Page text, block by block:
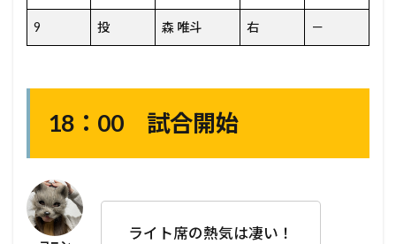
9 投 森 唯斗 右 －
18：00 試合開始
ライト席の熱気は凄い！